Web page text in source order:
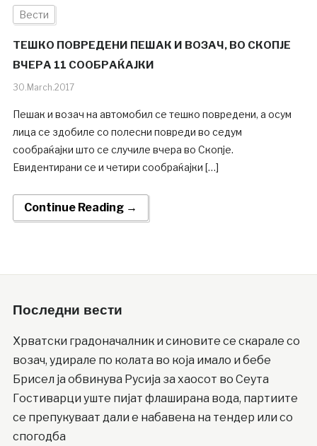
Вести
ТЕШКО ПОВРЕДЕНИ ПЕШАК И ВОЗАЧ, ВО СКОПЈЕ
ВЧЕРА 11 СООБРАЌАЈКИ
30.March.2017
Пешак и возач на автомобил се тешко повредени, а осум
лица се здобиле со полесни повреди во седум
сообраќајки што се случиле вчера во Скопје.
Евидентирани се и четири сообраќајки […]
Continue Reading →
Последни вести
Хрватски градоначалник и синовите се скарале со
возач, удирале по колата во која имало и бебе
Брисел ја обвинува Русија за хаосот во Сеута
Гостиварци уште пијат флаширана вода, партиите
се препукуваат дали е набавена на тендер или со
спогодба